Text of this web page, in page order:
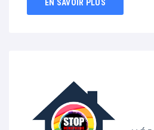
EN SAVOIR PLUS